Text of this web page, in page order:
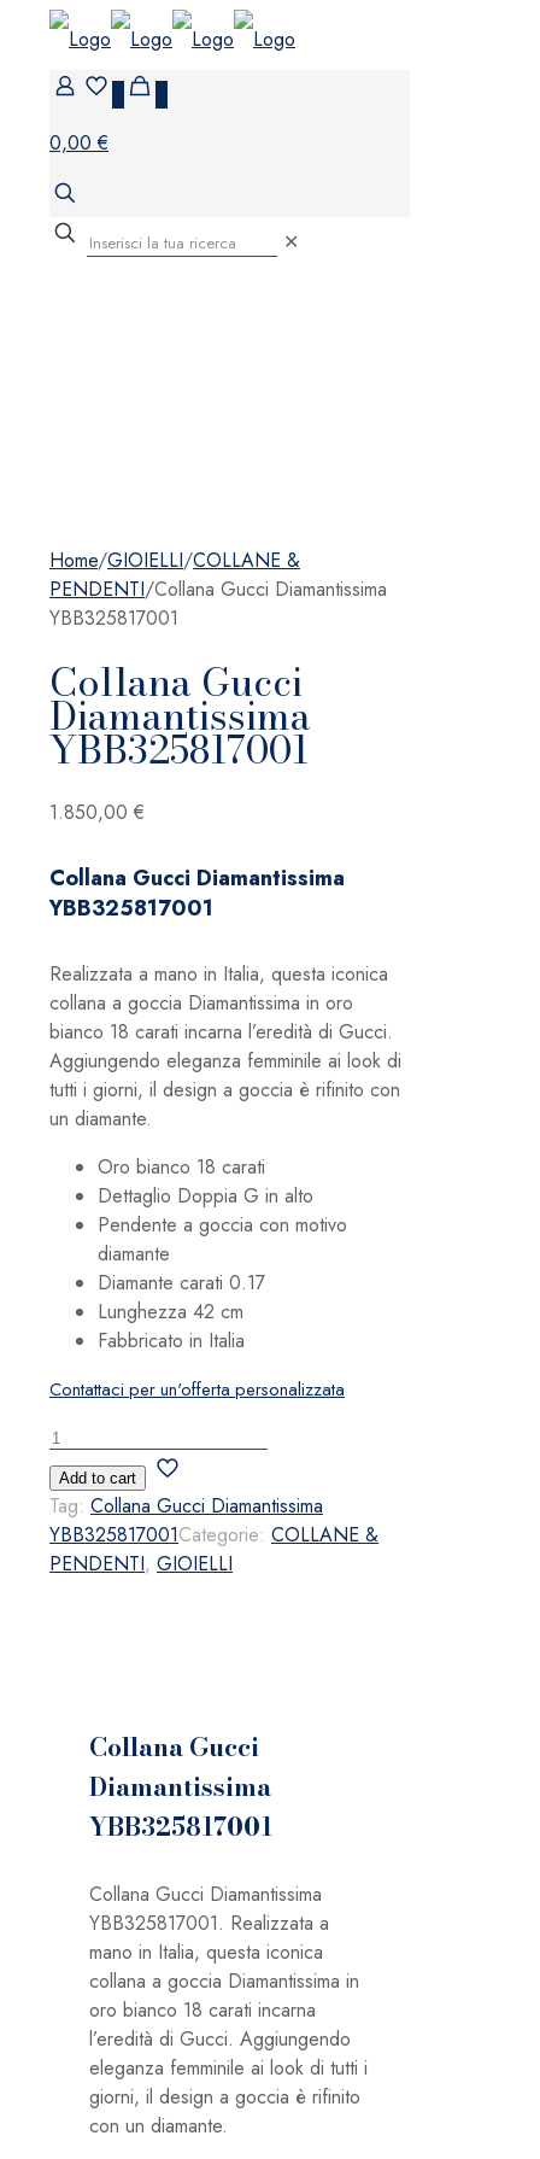
0,00 €
✕
Home/GIOIELLI/COLLANE &
PENDENTI/Collana Gucci Diamantissima
YBB325817001
Collana Gucci
Diamantissima
YBB325817001
1.850,00 €
Collana Gucci Diamantissima
YBB325817001
Realizzata a mano in Italia, questa iconica
collana a goccia Diamantissima in oro
bianco 18 carati incarna l’eredità di Gucci.
Aggiungendo eleganza femminile ai look di
tutti i giorni, il design a goccia è rifinito con
un diamante.
Oro bianco 18 carati
Dettaglio Doppia G in alto
Pendente a goccia con motivo
diamante
Diamante carati 0.17
Lunghezza 42 cm
Fabbricato in Italia
Contattaci per un'offerta personalizzata
Collana
Gucci
Diamantissima
YBB325817001
quantità
Add to cart
Tag: Collana Gucci Diamantissima
YBB325817001Categorie: COLLANE &
PENDENTI, GIOIELLI
Collana Gucci
Diamantissima
YBB325817001
Collana Gucci Diamantissima
YBB325817001. Realizzata a
mano in Italia, questa iconica
collana a goccia Diamantissima in
oro bianco 18 carati incarna
l’eredità di Gucci. Aggiungendo
eleganza femminile ai look di tutti i
giorni, il design a goccia è rifinito
con un diamante.